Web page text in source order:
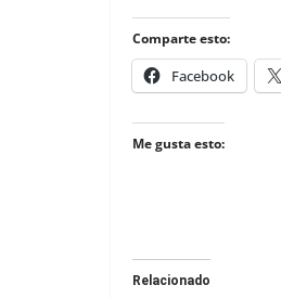
Comparte esto:
Facebook
Me gusta esto:
Relacionado